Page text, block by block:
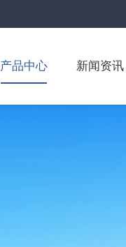
产品中心 新闻资讯